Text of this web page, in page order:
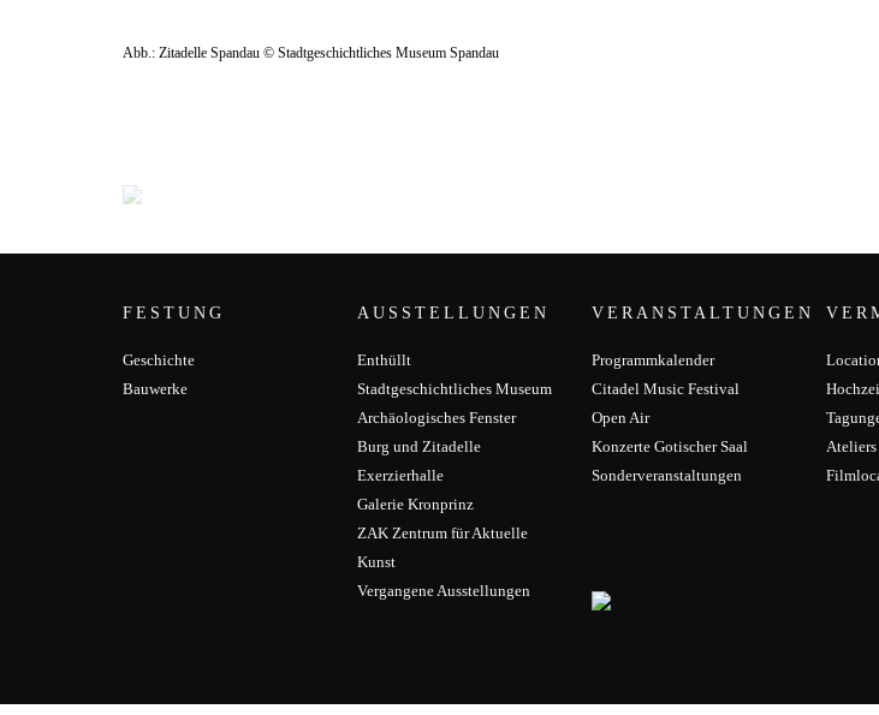
Abb.: Zitadelle Spandau © Stadtgeschichtliches Museum Spandau
FESTUNG
Geschichte
Bauwerke
AUSSTELLUNGEN
Enthüllt
Stadtgeschichtliches Museum
Archäologisches Fenster
Burg und Zitadelle
Exerzierhalle
Galerie Kronprinz
ZAK Zentrum für Aktuelle
Kunst
Vergangene Ausstellungen
VERANSTALTUNGEN
Programmkalender
Citadel Music Festival
Open Air
Konzerte Gotischer Saal
Sonderveranstaltungen
Ateliers